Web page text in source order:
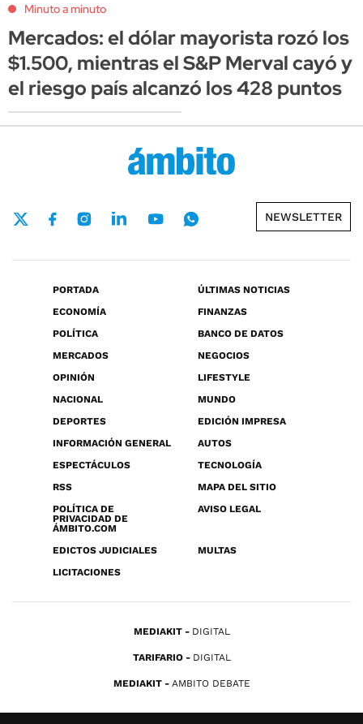
Minuto a minuto
Mercados: el dólar mayorista rozó los
$1.500, mientras el S&P Merval cayó y
el riesgo país alcanzó los 428 puntos
NEWSLETTER
PORTADA
ÚLTIMAS NOTICIAS
ECONOMÍA
FINANZAS
POLÍTICA
BANCO DE DATOS
MERCADOS
NEGOCIOS
OPINIÓN
LIFESTYLE
NACIONAL
MUNDO
DEPORTES
EDICIÓN IMPRESA
INFORMACIÓN GENERAL
AUTOS
ESPECTÁCULOS
TECNOLOGÍA
RSS
MAPA DEL SITIO
POLÍTICA DE
PRIVACIDAD DE
ÁMBITO.COM
AVISO LEGAL
EDICTOS JUDICIALES
MULTAS
LICITACIONES
MEDIAKIT DIGITAL
TARIFARIO DIGITAL
MEDIAKIT AMBITO DEBATE